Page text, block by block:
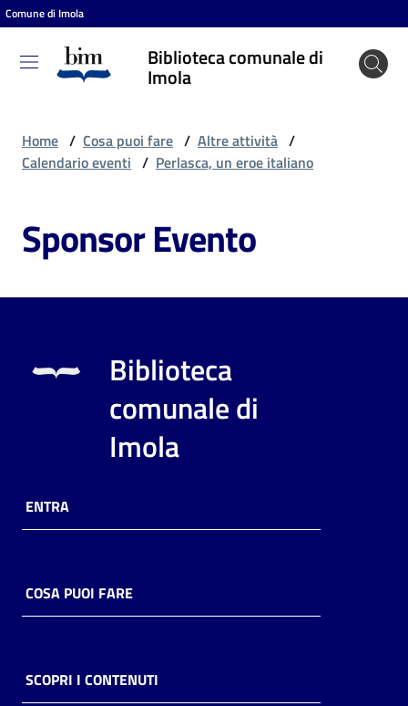
Vai al contenuto
Vai alla navigazione
Vai al footer
Comune di Imola
Biblioteca comunale di
Imola
Biblioteca
comunale
puoi
Risorse
online
Casa
Piani
Home / Cosa puoi fare / Altre attività /
Calendario eventi / Perlasca, un eroe italiano
Sponsor Evento
Biblioteca
comunale di
Imola
ENTRA
COSA PUOI FARE
SCOPRI I CONTENUTI